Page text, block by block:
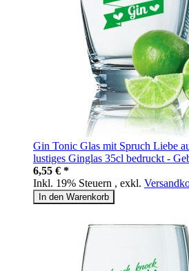
Gin Tonic Glas mit Spruch Liebe
lustiges Ginglas 35cl bedruckt -
6,55 € *
Inkl. 19% Steuern , exkl.
In den Warenkorb